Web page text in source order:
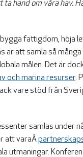
hand om våra hav.
fattigdom, höja
är att samla så många
målen. Det är
och marina resurser.
vare stöd från
samlas under
att varaÂ
utmaningar.